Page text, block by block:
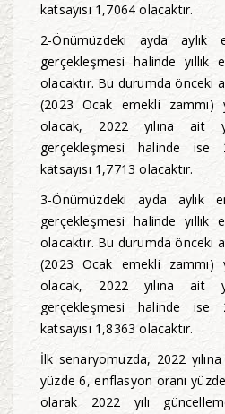
katsayısı 1,7064 olacaktır.
2-Önümüzdeki ayda aylık
gerçekleşmesi halinde yıllık
olacaktır. Bu durumda önceki
(2023 Ocak emekli zammı)
olacak, 2022 yılına ait
gerçekleşmesi halinde ise
katsayısı 1,7713 olacaktır.
3-Önümüzdeki ayda aylık
gerçekleşmesi halinde yıllık
olacaktır. Bu durumda önceki
(2023 Ocak emekli zammı)
olacak, 2022 yılına ait
gerçekleşmesi halinde ise
katsayısı 1,8363 olacaktır.
İlk senaryomuzda, 2022
yüzde 6, enflasyon oranı
olarak 2022 yılı